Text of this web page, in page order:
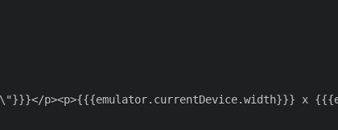
p><p>{{{emulator.currentDevice.width}}} x